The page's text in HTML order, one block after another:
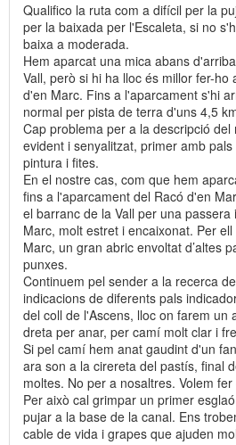
Qualifico la ruta com a difícil per la
per la baixada per l'Escaleta, si no
baixa a moderada.
Hem aparcat una mica abans
Vall, però si hi ha lloc és millor fer-ho
d'en Marc. Fins a l'aparcament s'hi
normal per pista de terra d'uns 4,5
Cap problema per a la descripció
evident i senyalitzat, primer amb
pintura i fites.
En el nostre cas, com que hem
fins a l'aparcament del Racó d'en
el barranc de la Vall per una
Marc, molt estret i encaixonat. Per
Marc, un gran abric envoltat d’altes
punxes.
Continuem pel sender a la recerca
indicacions de diferents pals
del coll de l'Ascens, lloc on farem un
dreta per anar, per camí molt clar i
Si pel camí hem anat gaudint d'un
ara son a la cirereta del pastís, final
moltes. No per a nosaltres. Volem fer
Per això cal grimpar un primer
pujar a la base de la canal. Ens
cable de vida i grapes que ajuden